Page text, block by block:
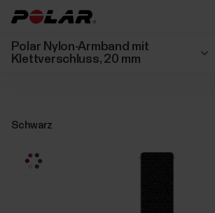
Polar Nylon-Armband mit
Klettverschluss, 20 mm
Schwarz